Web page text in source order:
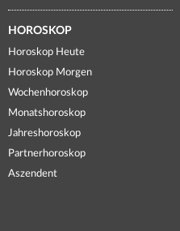
HOROSKOP
Horoskop Heute
Horoskop Morgen
Wochenhoroskop
Monatshoroskop
Jahreshoroskop
Partnerhoroskop
Aszendent